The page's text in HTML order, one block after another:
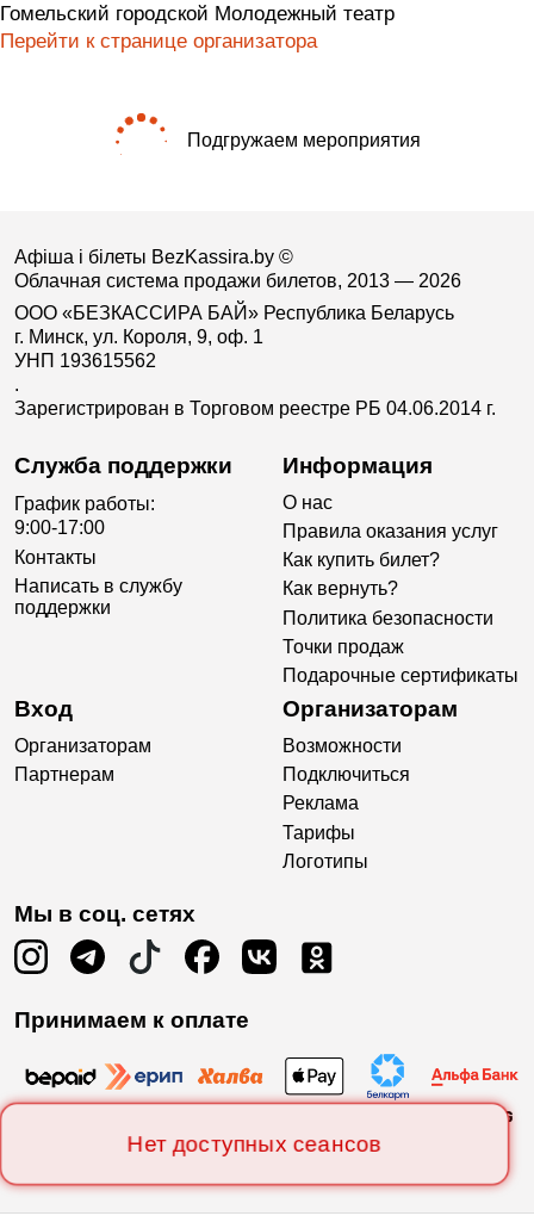
Нет доступных сеансов
Гомельский городской Молодежный театр
Перейти к странице организатора
Подгружаем мероприятия
Афіша і білеты BezKassira.by ©
Облачная система продажи билетов, 2013 — 2026
ООО «БЕЗКАССИРА БАЙ» Республика Беларусь
г. Минск, ул. Короля, 9, оф. 1
УНП 193615562
.
Зарегистрирован в Торговом реестре РБ 04.06.2014 г.
Служба поддержки
График работы:
9:00-17:00
Контакты
Написать в службу
поддержки
Информация
О нас
Правила оказания услуг
Как купить билет?
Как вернуть?
Политика безопасности
Точки продаж
Подарочные сертификаты
Вход
Организаторам
Партнерам
Организаторам
Возможности
Подключиться
Реклама
Тарифы
Логотипы
Мы в соц. сетях
Принимаем к оплате